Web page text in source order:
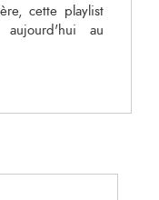
cette playlist
aujourd'hui au